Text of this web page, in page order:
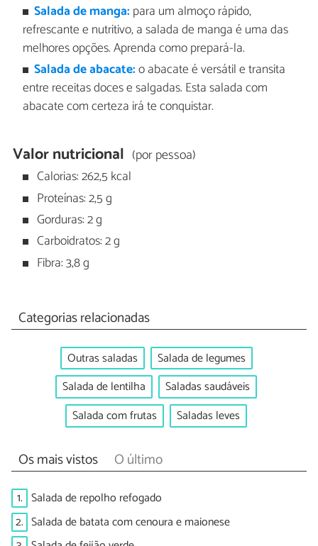
Salada de manga: para um almoço rápido,
refrescante e nutritivo, a salada de manga é uma das
melhores opções. Aprenda como prepará-la.
Salada de abacate:o abacate é versátil e transita
entre receitas doces e salgadas. Esta salada com
abacate com certeza irá te conquistar.
Valor nutricional (por pessoa)
Calorias: 262,5 kcal
Proteínas: 2,5 g
Gorduras: 2 g
Carboidratos: 2 g
Fibra: 3,8 g
Categorias relacionadas
Outras saladas
Salada de legumes
Salada de lentilha
Saladas saudáveis
Salada com frutas
Saladas leves
Os mais vistos O último
1. Salada de repolho refogado
2. Salada de batata com cenoura e maionese